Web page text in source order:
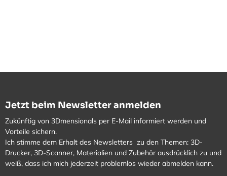
Jetzt beim Newsletter anmelden
Zukünftig von 3Dmensionals per E-Mail informiert werden und
Vorteile sichern.
Ich stimme dem Erhalt des Newsletters zu den Themen: 3D-
Drucker, 3D-Scanner, Materialien und Zubehör ausdrücklich zu und
weiß, dass ich mich jederzeit problemlos wieder abmelden kann.